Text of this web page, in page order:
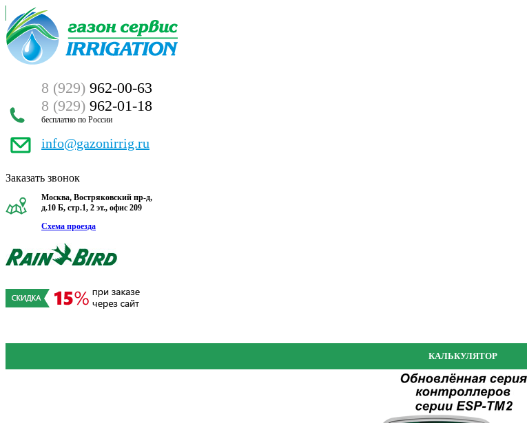
8 (929) 962-00-63
8 (929) 962-01-18
бесплатно по России
info@gazonirrig.ru
Заказать звонок
Москва, Востряковский пр-д,
д.10 Б, стр.1, 2 эт., офис 209
Схема проезда
КАЛЬКУЛЯТОР